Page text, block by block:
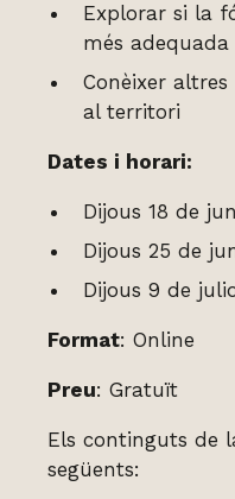
Explorar si la
més
Conèixer
al territori
Dates i horari:
Dijous 18 de
Dijous 25 de
Dijous 9 de
Format: Online
Preu: Gratuït
Els continguts de
següents: